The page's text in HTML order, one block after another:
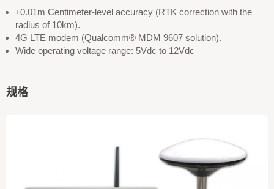
±0.01m Centimeter-level accuracy (RTK correction with the
radius of 10km).
4G LTE modem (Qualcomm® MDM 9607 solution).
Wide operating voltage range: 5Vdc to 12Vdc
规格